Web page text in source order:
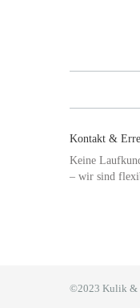
Kontakt &
Keine
– wir sind
©2023 Kulik &